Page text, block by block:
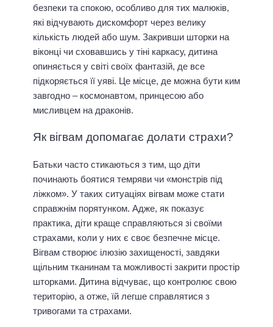
безпеки та спокою, особливо для тих малюків,
які відчувають дискомфорт через велику
кількість людей або шум. Закривши шторки на
віконці чи сховавшись у тіні каркасу, дитина
опиняється у світі своїх фантазій, де все
підкоряється її уяві. Це місце, де можна бути ким
завгодно – космонавтом, принцесою або
мисливцем на драконів.
Як вігвам допомагає долати страхи?
Батьки часто стикаються з тим, що діти
починають боятися темряви чи «монстрів під
ліжком». У таких ситуаціях вігвам може стати
справжнім порятунком. Адже, як показує
практика, діти краще справляються зі своїми
страхами, коли у них є своє безпечне місце.
Вігвам створює ілюзію захищеності, завдяки
щільним тканинам та можливості закрити простір
шторками. Дитина відчуває, що контролює свою
територію, а отже, їй легше справлятися з
тривогами та страхами.